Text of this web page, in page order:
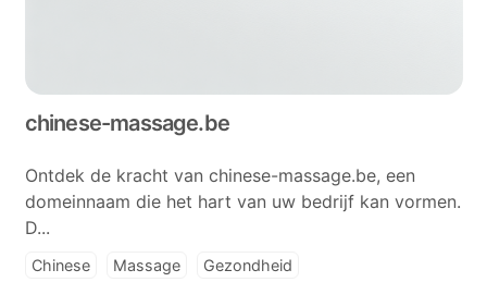
chinese-massage.be
Ontdek de kracht van chinese-massage.be, een
domeinnaam die het hart van uw bedrijf kan vormen.
D...
Chinese Massage Gezondheid